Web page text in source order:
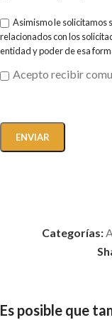
Asimismo le solicitamos
relacionados con los
entidad y poder de esa
Acepto recibir
Categorías:
Es posible que